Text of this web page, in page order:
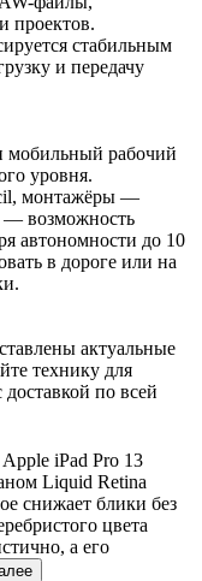
проектов.
стабильным
и передачу
мобильный рабочий
уровня.
монтажёры —
— возможность
автономности до 10
в дороге или на
актуальные
технику для
по всей
iPad Pro 13
Liquid Retina
снижает блики без
цвета
а его